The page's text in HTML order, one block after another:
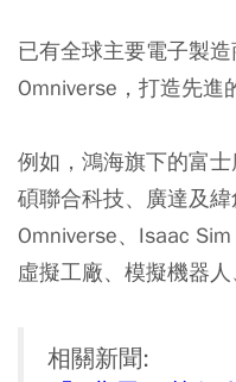
已有全球主要電子製
Omniverse，打造先進
例如，鴻海旗下的富
碩聯合科技、廣達及
Omniverse、Isaac
虛擬工廠、模擬機器人
相關新聞: